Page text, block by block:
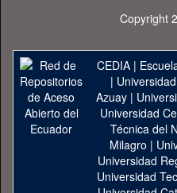
Copyright
CEDIA|
|
Azuay|
Universidad
Técnica del
Milagro |
Universidad
Universidad